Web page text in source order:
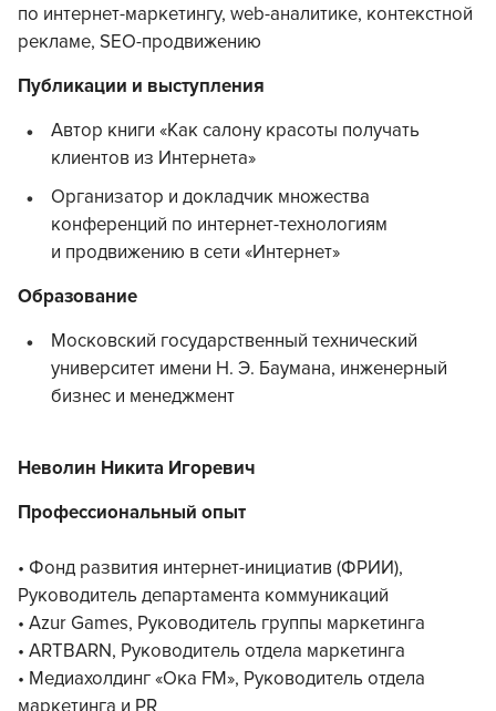
по интернет-маркетингу, web-аналитике, контекстной
рекламе, SEO-продвижению
Публикации и выступления
Автор книги «Как салону красоты получать
клиентов из Интернета»
Организатор и докладчик множества
конференций по интернет-технологиям
и продвижению в сети «Интернет»
Образование
Московский государственный технический
университет имени Н. Э. Баумана, инженерный
бизнес и менеджмент
Неволин Никита Игоревич
Профессиональный опыт
• Фонд развития интернет-инициатив (ФРИИ),
Руководитель департамента коммуникаций
• Azur Games, Руководитель группы маркетинга
• ARTBARN, Руководитель отдела маркетинга
• Медиахолдинг «Ока FM», Руководитель отдела